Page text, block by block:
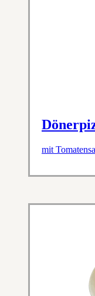
mit